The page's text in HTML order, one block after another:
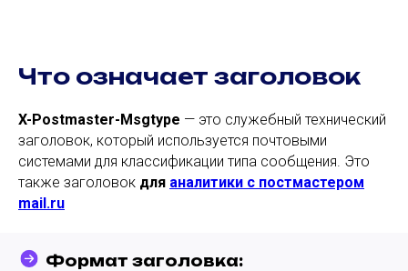
Что означает заголовок
X-Postmaster-Msgtype — это служебный технический
заголовок, который используется почтовыми
системами для классификации типа сообщения. Это
также заголовок для аналитики с постмастером
mail.ru
Формат заголовка: